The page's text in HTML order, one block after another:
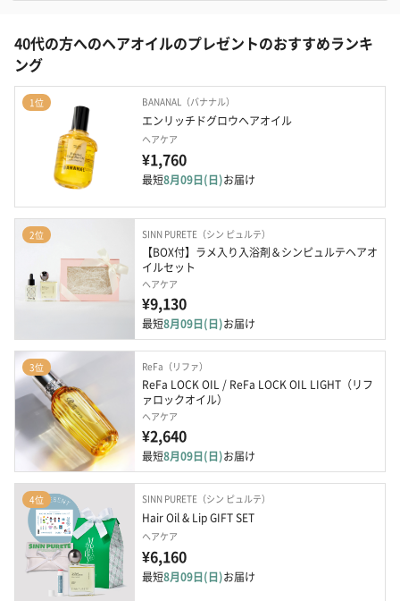
40代の方へのヘアオイルのプレゼントのおすすめランキ
ング
1位 BANANAL（バナナル）
エンリッチドグロウヘアオイル
ヘアケア
¥1,760
最短8月09日(日)お届け
2位 SINN PURETE（シン ピュルテ）
【BOX付】ラメ入り入浴剤＆シンピュルテヘアオ
イルセット
ヘアケア
¥9,130
最短8月09日(日)お届け
3位 ReFa（リファ）
ReFa LOCK OIL / ReFa LOCK OIL LIGHT（リフ
ァロックオイル）
ヘアケア
¥2,640
最短8月09日(日)お届け
4位 SINN PURETE（シン ピュルテ）
Hair Oil & Lip GIFT SET
ヘアケア
¥6,160
最短8月09日(日)お届け